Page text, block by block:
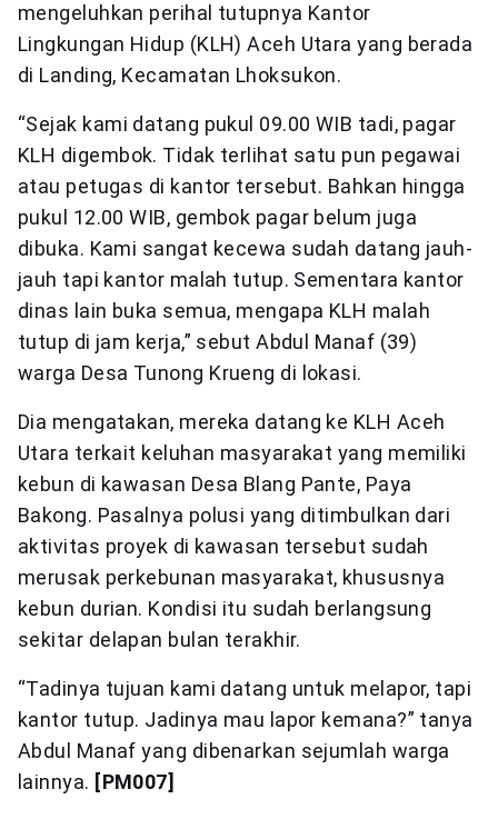
mengeluhkan perihal tutupnya Kantor
Lingkungan Hidup (KLH) Aceh Utara yang berada
di Landing, Kecamatan Lhoksukon.
“Sejak kami datang pukul 09.00 WIB tadi, pagar
KLH digembok. Tidak terlihat satu pun pegawai
atau petugas di kantor tersebut. Bahkan hingga
pukul 12.00 WIB, gembok pagar belum juga
dibuka. Kami sangat kecewa sudah datang jauh-
jauh tapi kantor malah tutup. Sementara kantor
dinas lain buka semua, mengapa KLH malah
tutup di jam kerja,” sebut Abdul Manaf (39)
warga Desa Tunong Krueng di lokasi.
Dia mengatakan, mereka datang ke KLH Aceh
Utara terkait keluhan masyarakat yang memiliki
kebun di kawasan Desa Blang Pante, Paya
Bakong. Pasalnya polusi yang ditimbulkan dari
aktivitas proyek di kawasan tersebut sudah
merusak perkebunan masyarakat, khususnya
kebun durian. Kondisi itu sudah berlangsung
sekitar delapan bulan terakhir.
“Tadinya tujuan kami datang untuk melapor, tapi
kantor tutup. Jadinya mau lapor kemana?” tanya
Abdul Manaf yang dibenarkan sejumlah warga
lainnya. [PM007]